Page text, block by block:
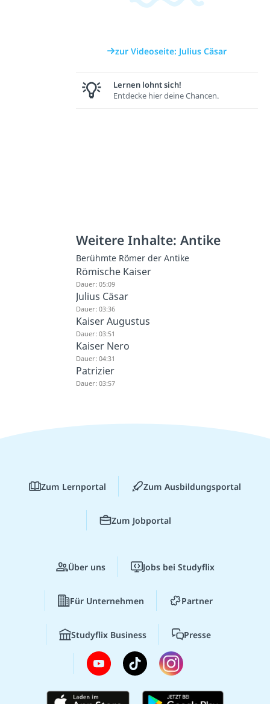
zur Videoseite: Julius Cäsar
Lernen lohnt sich!
Entdecke hier deine Chancen.
Weitere Inhalte: Antike
Berühmte Römer der Antike
Römische Kaiser
Dauer: 05:09
Julius Cäsar
Dauer: 03:36
Kaiser Augustus
Dauer: 03:51
Kaiser Nero
Dauer: 04:31
Patrizier
Dauer: 03:57
Zum Lernportal Zum Ausbildungsportal
Zum Jobportal
Über uns Jobs bei Studyflix
Für Unternehmen Partner
Studyflix Business Presse